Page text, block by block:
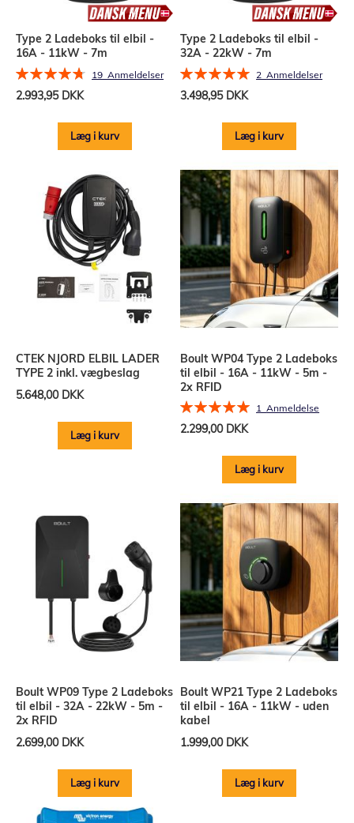
Type 2 Ladeboks til elbil -
16A - 11kW - 7m
Bedømmelse:
19 Anmeldelser
2.993,95 DKK
Læg i kurv
Type 2 Ladeboks til elbil -
32A - 22kW - 7m
Bedømmelse:
2Anmeldelser
3.498,95 DKK
Læg i kurv
CTEK NJORD ELBIL LADER
TYPE 2 inkl. vægbeslag
5.648,00 DKK
Læg i kurv
Boult WP04 Type 2 Ladeboks
til elbil - 16A - 11kW - 5m -
2x RFID
Bedømmelse:
1Anmeldelse
2.299,00 DKK
Læg i kurv
Boult WP09 Type 2 Ladeboks
til elbil - 32A - 22kW - 5m -
2x RFID
2.699,00 DKK
Læg i kurv
Boult WP21 Type 2 Ladeboks
til elbil - 16A - 11kW - uden
kabel
1.999,00 DKK
Læg i kurv